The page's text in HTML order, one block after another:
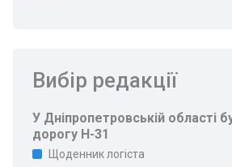
Вибір редакції
У Дніпропетровській області
дорогу Н-31
Щоденник логіста